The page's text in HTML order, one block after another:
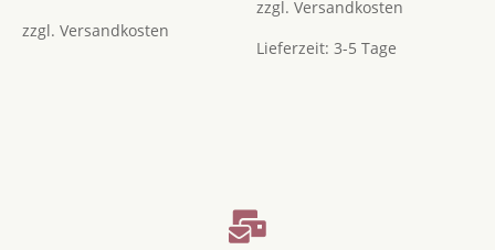
4,50 €3,95 €.
zzgl. Versandkosten
zzgl.Versandkosten
Lieferzeit:3-5 Tage
